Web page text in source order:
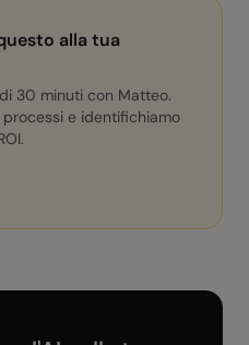
alla tua
30 minuti con Matteo.
processi e identifichiamo